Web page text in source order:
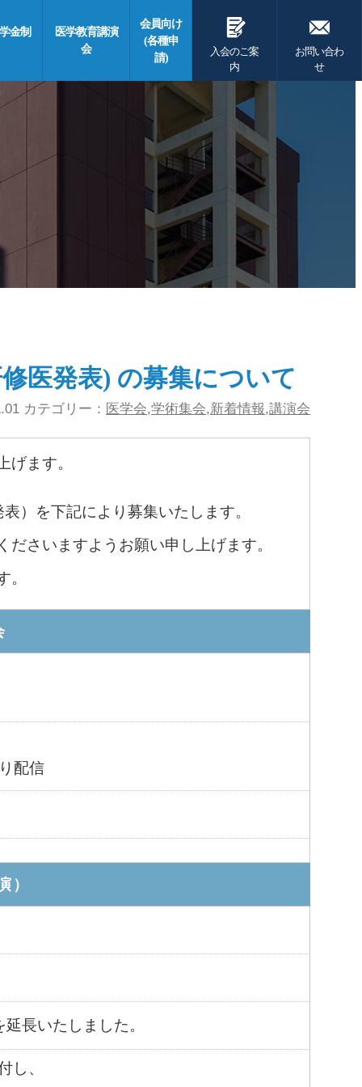
金制
医学教育講演
会
会員向け
(各種申
請)
G
入会のご案
内
F
お問い合わ
せ
医発表) の募集について
カテゴリー： 医学会,学術集会,新着情報,講演会
ます。
）を下記により募集いたします。
さいますようお願い申し上げます。
配信
）
長いたしました。
し、